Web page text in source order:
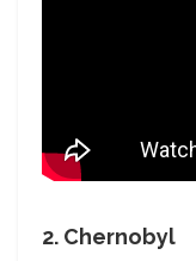
2. Chernobyl